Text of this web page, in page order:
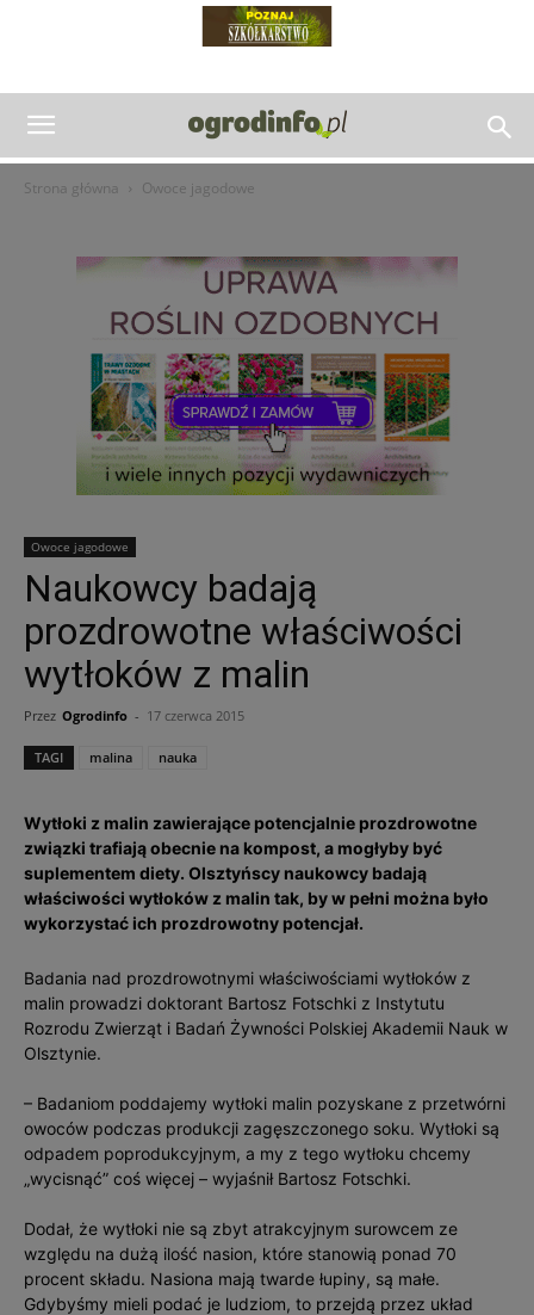
Strona główna Owoce jagodowe
Owoce jagodowe
Naukowcy badają
prozdrowotne właściwości
wytłoków z malin
Przez Ogrodinfo - 17 czerwca 2015
TAGI malina nauka
Wytłoki z malin zawierające potencjalnie prozdrowotne
związki trafiają obecnie na kompost, a mogłyby być
suplementem diety. Olsztyńscy naukowcy badają
właściwości wytłoków z malin tak, by w pełni można było
wykorzystać ich prozdrowotny potencjał.
Badania nad prozdrowotnymi właściwościami wytłoków z
malin prowadzi doktorant Bartosz Fotschki z Instytutu
Rozrodu Zwierząt i Badań Żywności Polskiej Akademii Nauk w
Olsztynie.
– Badaniom poddajemy wytłoki malin pozyskane z przetwórni
owoców podczas produkcji zagęszczonego soku. Wytłoki są
odpadem poprodukcyjnym, a my z tego wytłoku chcemy
„wycisnąć” coś więcej – wyjaśnił Bartosz Fotschki.
Dodał, że wytłoki nie są zbyt atrakcyjnym surowcem ze
względu na dużą ilość nasion, które stanowią ponad 70
procent składu. Nasiona mają twarde łupiny, są małe.
Gdybyśmy mieli podać je ludziom, to przejdą przez układ